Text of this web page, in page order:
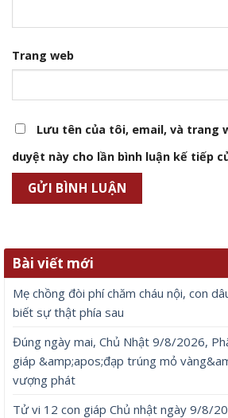
Trang web
Lưu tên của tôi, email, và trang
duyệt này cho lần bình luận kế tiếp
Bài viết mới
Mẹ chồng đòi phí chăm cháu nội, con
biết sự thật phía sau
Đúng ngày mai, Chủ Nhật 9/8/2026,
giáp &amp;apos;đạp trúng mỏ
vượng phát
Tử vi 12 con giáp Chủ nhật ngày 9/8/